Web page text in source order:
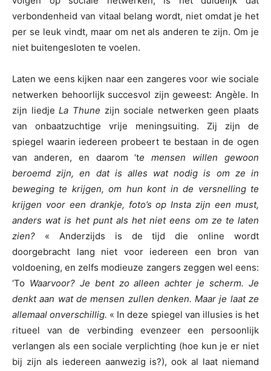
verbondenheid van vitaal belang wordt, niet omdat je het
per se leuk vindt, maar om net als anderen te zijn. Om je
niet buitengesloten te voelen.
Laten we eens kijken naar een zangeres voor wie sociale
netwerken behoorlijk succesvol zijn geweest: Angèle. In
zijn liedjeLa Thune zijn sociale netwerken geen plaats
van onbaatzuchtige vrije meningsuiting. Zij zijn de
spiegel waarin iedereen probeert te bestaan in de ogen
van anderen, en daarom ‘te mensen willen gewoon
beroemd zijn, en dat is alles wat nodig is om ze in
beweging te krijgen, om hun kont in de versnelling te
krijgen voor een drankje, foto’s op Insta zijn een must,
anders wat is het punt als het niet eens om ze te laten
zien? « Anderzijds is de tijd die online wordt
doorgebracht lang niet voor iedereen een bron van
voldoening, en zelfs modieuze zangers zeggen wel eens:
‘To Waarvoor? Je bent zo alleen achter je scherm. Je
denkt aan wat de mensen zullen denken. Maar je laat ze
allemaal onverschillig. « In deze spiegel van illusies is het
ritueel van de verbinding evenzeer een persoonlijk
verlangen als een sociale verplichting (hoe kun je er niet
bij zijn als iedereen aanwezig is?), ook al laat niemand